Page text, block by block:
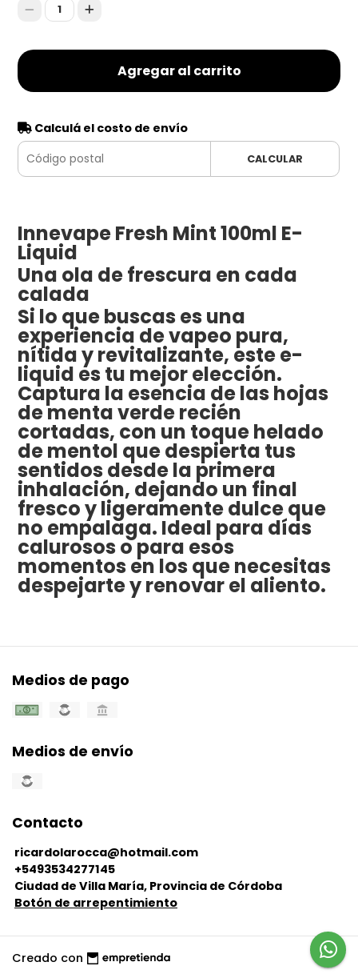
1
Agregar al carrito
Calculá el costo de envío
CALCULAR
Innevape Fresh Mint 100ml E-
Liquid
Una ola de frescura en cada
calada
Si lo que buscas es una
experiencia de vapeo pura,
nítida y revitalizante, este e-
liquid es tu mejor elección.
Captura la esencia de las hojas
de menta verde recién
cortadas, con un toque helado
de mentol que despierta tus
sentidos desde la primera
inhalación, dejando un final
fresco y ligeramente dulce que
no empalaga. Ideal para días
calurosos o para esos
momentos en los que necesitas
despejarte y renovar el aliento.
Medios de pago
Medios de envío
Contacto
ricardolarocca@hotmail.com
+5493534277145
Ciudad de Villa María, Provincia de Córdoba
Botón de arrepentimiento
Creado con